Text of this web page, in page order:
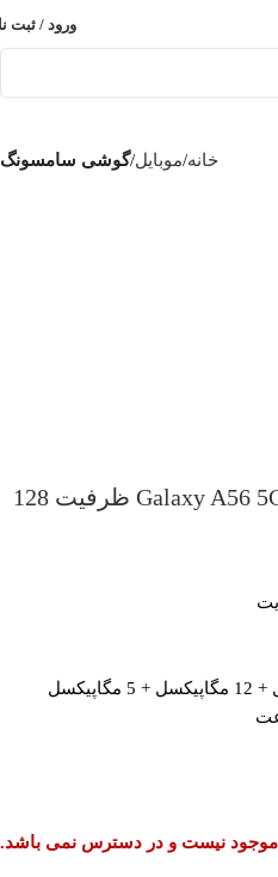
ورود / ثبت
خانه موبایل گوشی سامسونگ
گوشی موبايل سامسونگ Galaxy A56 5G ظرفیت 128
موجود نیست و در دسترس نمی باشد.